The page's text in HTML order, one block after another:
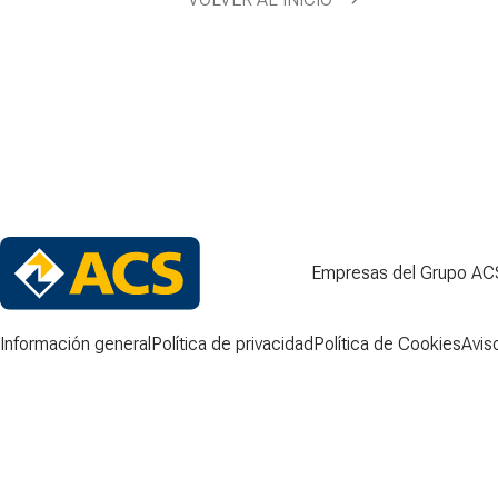
Empresas del Grupo
Información general Política de privacidadPolítica de Cookies